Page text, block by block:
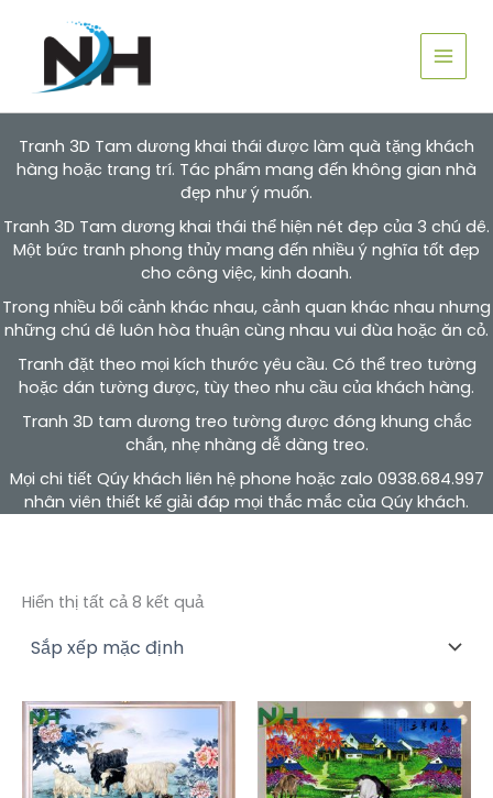
Tranh 3D Tam dương khai thái được làm quà tặng khách
hàng hoặc trang trí. Tác phẩm mang đến không gian nhà
đẹp như ý muốn.
Tranh 3D Tam dương khai thái thể hiện nét đẹp của 3 chú dê.
Một bức tranh phong thủy mang đến nhiều ý nghĩa tốt đẹp
cho công việc, kinh doanh.
Trong nhiều bối cảnh khác nhau, cảnh quan khác nhau nhưng
những chú dê luôn hòa thuận cùng nhau vui đùa hoặc ăn cỏ.
Tranh đặt theo mọi kích thước yêu cầu. Có thể treo tường
hoặc dán tường được, tùy theo nhu cầu của khách hàng.
Tranh 3D tam dương treo tường được đóng khung chắc
chắn, nhẹ nhàng dễ dàng treo.
Mọi chi tiết Qúy khách liên hệ phone hoặc zalo 0938.684.997
nhân viên thiết kế giải đáp mọi thắc mắc của Qúy khách.
Hiển thị tất cả 8 kết quả